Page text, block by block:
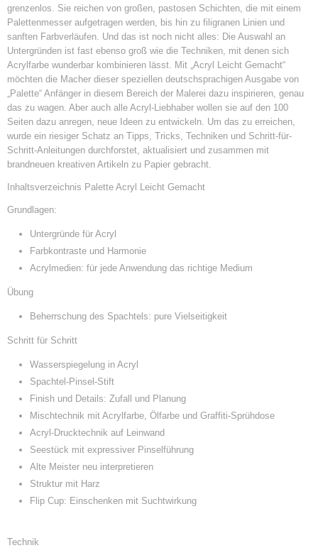
grenzenlos. Sie reichen von großen, pastosen Schichten, die mit einem
Palettenmesser aufgetragen werden, bis hin zu filigranen Linien und
sanften Farbverläufen. Und das ist noch nicht alles: Die Auswahl an
Untergründen ist fast ebenso groß wie die Techniken, mit denen sich
Acrylfarbe wunderbar kombinieren lässt. Mit „Acryl Leicht Gemacht“
möchten die Macher dieser speziellen deutschsprachigen Ausgabe von
„Palette“ Anfänger in diesem Bereich der Malerei dazu inspirieren, genau
das zu wagen. Aber auch alle Acryl-Liebhaber wollen sie auf den 100
Seiten dazu anregen, neue Ideen zu entwickeln. Um das zu erreichen,
wurde ein riesiger Schatz an Tipps, Tricks, Techniken und Schritt-für-
Schritt-Anleitungen durchforstet, aktualisiert und zusammen mit
brandneuen kreativen Artikeln zu Papier gebracht.
Inhaltsverzeichnis Palette Acryl Leicht Gemacht
Grundlagen:
Untergründe für Acryl
Farbkontraste und Harmonie
Acrylmedien: für jede Anwendung das richtige Medium
Übung
Beherrschung des Spachtels: pure Vielseitigkeit
Schritt für Schritt
Wasserspiegelung in Acryl
Spachtel-Pinsel-Stift
Finish und Details: Zufall und Planung
Mischtechnik mit Acrylfarbe, Ölfarbe und Graffiti-Sprühdose
Acryl-Drucktechnik auf Leinwand
Seestück mit expressiver Pinselführung
Alte Meister neu interpretieren
Struktur mit Harz
Flip Cup: Einschenken mit Suchtwirkung
Technik